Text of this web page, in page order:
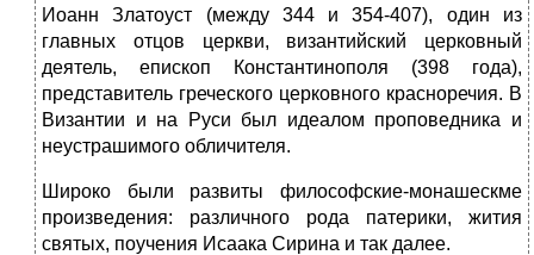
Иоанн Златоуст (между 344 и 354-407), один из
главных отцов церкви, византийский церковный
деятель, епископ Константинополя (398 года),
представитель греческого церковного красноречия. В
Византии и на Руси был идеалом проповедника и
неустрашимого обличителя.
Широко были развиты философские-монашескме
произведения: различного рода патерики, жития
святых, поучения Исаака Сирина и так далее.